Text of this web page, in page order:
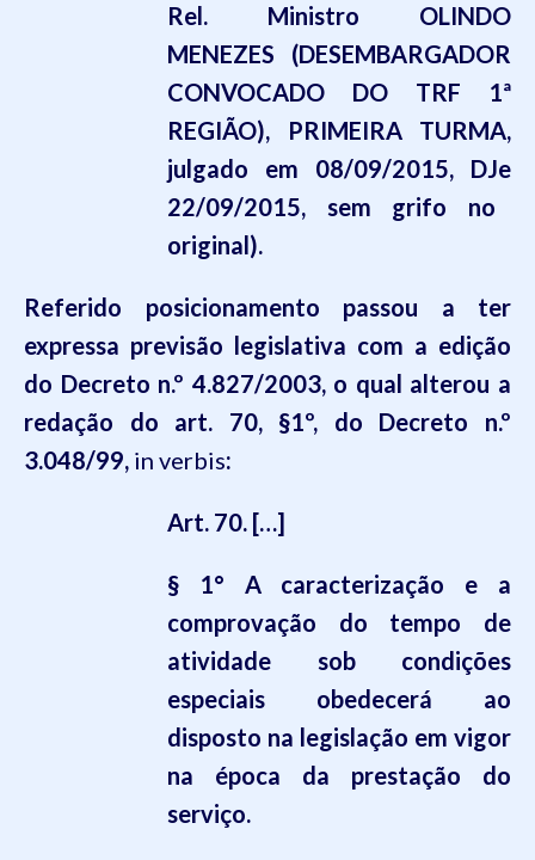
Rel. Ministro OLINDO
MENEZES (DESEMBARGADOR
CONVOCADO DO TRF 1ª
REGIÃO), PRIMEIRA TURMA,
julgado em 08/09/2015, DJe
22/09/2015, sem grifo no
original).
Referido posicionamento passou a ter
expressa previsão legislativa com a edição
do Decreto n.º 4.827/2003, o qual alterou a
redação do art. 70, §1º, do Decreto n.º
3.048/99, in verbis:
Art. 70. […]
§ 1° A caracterização e a
comprovação do tempo de
atividade sob condições
especiais obedecerá ao
disposto na legislação em vigor
na época da prestação do
serviço.